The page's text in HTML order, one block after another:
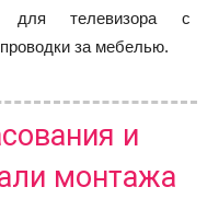
для телевизора с
за мебелью.
и
монтажа